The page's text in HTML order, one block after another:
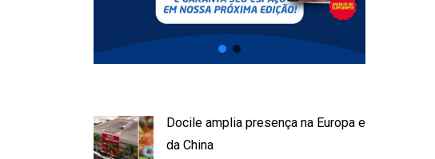
Docile amplia presença na Europa e
da China